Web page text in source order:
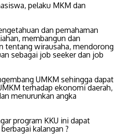
pelaku MKM dan
dan pemahaman
membangun dan
tentang wirausaha, mendorong
sebagai job seeker dan job
UMKM sehingga dapat
terhadap ekonomi daerah,
menurunkan angka
program KKU ini dapat
kalangan ?